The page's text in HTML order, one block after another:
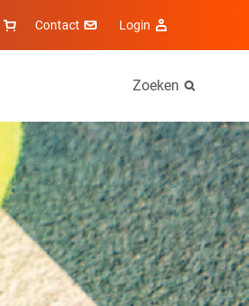
Contact Login
Zoeken